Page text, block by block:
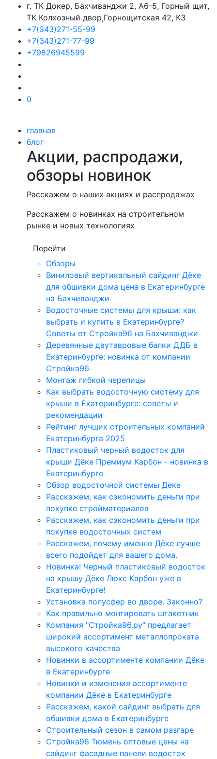
г. ТК Докер, Бахчиванджи 2, А6-5, Горный щит,
ТК Колхозный двор,Горнощитская 42, К3
+7(343)271-55-99
+7(343)271-77-99
+79826945599
0
главная
блог
Акции, распродажи,
обзоры новинок
Расскажем о наших акциях и распродажах
Расскажем о новинках на строительном
рынке и новых технологиях
Перейти
Обзоры
Виниловый вертикальный сайдинг Дёке
для обшивки дома цена в Екатеринбурге
на Бахчиванджи
Водосточные системы для крыши: как
выбрать и купить в Екатеринбурге?
Советы от Стройка96 на Бахчиванджи
Деревянные двутавровые балки ДДБ в
Екатеринбурге: новинка от компании
Стройка96
Монтаж гибкой черепицы
Как выбрать водосточную систему для
крыши в Екатеринбурге: советы и
рекомендации
Рейтинг лучших строительных компаний
Екатеринбурга 2025
Пластиковый черный водосток для
крыши Дёке Премиум Карбон - новинка в
Екатеринбурге
Обзор водосточной системы Деке
Расскажем, как сэкономить деньги при
покупке стройматериалов
Расскажем, как сэкономить деньги при
покупке водосточных систем
Расскажем, почему именно Дёке лучше
всего подойдет для вашего дома.
Новинка! Черный пластиковый водосток
на крышу Дёке Люкс Карбон уже в
Екатеринбурге!
Установка полусфер во дворе. Законно?
Как правильно монтировать штакетник
Компания "Стройка96.ру" предлагает
широкий ассортимент металлопроката
высокого качества
Новинки в ассортименте компании Дёке
в Екатеринбурге
Новинки и изменения ассортименте
компании Дёке в Екатеринбурге
Расскажем, какой сайдинг выбрать для
обшивки дома в Екатеринбурге
Строительный сезон в самом разгаре
Стройка96 Тюмень оптовые цены на
сайдинг фасадные панели водосток